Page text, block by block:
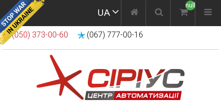
UA
null
(050) 373-00-60 (067) 777-00-16